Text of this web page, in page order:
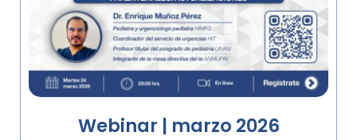
Webinar | marzo 2026